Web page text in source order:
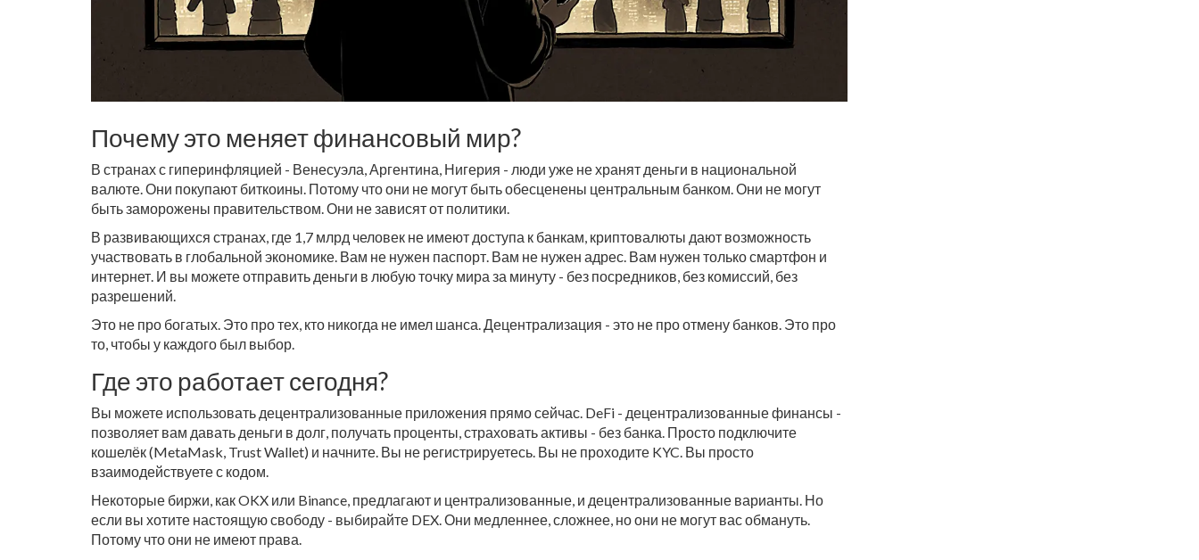
Почему это меняет финансовый мир?
В странах с гиперинфляцией - Венесуэла, Аргентина, Нигерия - люди уже не хранят деньги в национальной
валюте. Они покупают биткоины. Потому что они не могут быть обесценены центральным банком. Они не могут
быть заморожены правительством. Они не зависят от политики.
В развивающихся странах, где 1,7 млрд человек не имеют доступа к банкам, криптовалюты дают возможность
участвовать в глобальной экономике. Вам не нужен паспорт. Вам не нужен адрес. Вам нужен только смартфон и
интернет. И вы можете отправить деньги в любую точку мира за минуту - без посредников, без комиссий, без
разрешений.
Это не про богатых. Это про тех, кто никогда не имел шанса. Децентрализация - это не про отмену банков. Это про
то, чтобы у каждого был выбор.
Где это работает сегодня?
Вы можете использовать децентрализованные приложения прямо сейчас. DeFi - децентрализованные финансы -
позволяет вам давать деньги в долг, получать проценты, страховать активы - без банка. Просто подключите
кошелёк (MetaMask, Trust Wallet) и начните. Вы не регистрируетесь. Вы не проходите KYC. Вы просто
взаимодействуете с кодом.
Некоторые биржи, как OKX или Binance, предлагают и централизованные, и децентрализованные варианты. Но
если вы хотите настоящую свободу - выбирайте DEX. Они медленнее, сложнее, но они не могут вас обмануть.
Потому что они не имеют права.